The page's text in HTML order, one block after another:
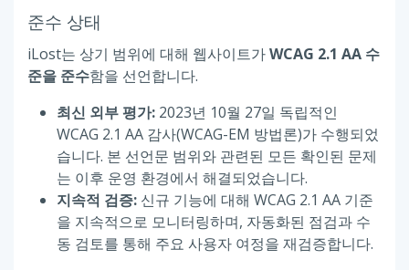
준수 상태
iLost는 상기 범위에 대해 웹사이트가WCAG 2.1 AA 수
준을 준수함을 선언합니다.
최신 외부 평가: 2023년 10월 27일 독립적인
WCAG 2.1 AA 감사(WCAG-EM 방법론)가 수행되었
습니다. 본 선언문 범위와 관련된 모든 확인된 문제
는 이후 운영 환경에서 해결되었습니다.
지속적 검증: 신규 기능에 대해 WCAG 2.1 AA 기준
을 지속적으로 모니터링하며, 자동화된 점검과 수
동 검토를 통해 주요 사용자 여정을 재검증합니다.